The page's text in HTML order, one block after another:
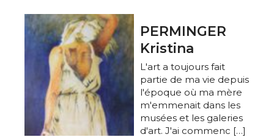
PERMINGER
Kristina
L'art a toujours fait
partie de ma vie depuis
l'époque où ma mère
m'emmenait dans les
musées et les galeries
d'art. J'ai commenc […]